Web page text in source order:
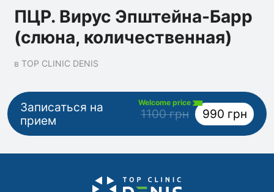
ПЦР. Вирус Эпштейна-Барр
(слюна, количественная)
в TOP CLINIC DENIS
Записаться на
прием
Welcome price
1100 грн 990 грн